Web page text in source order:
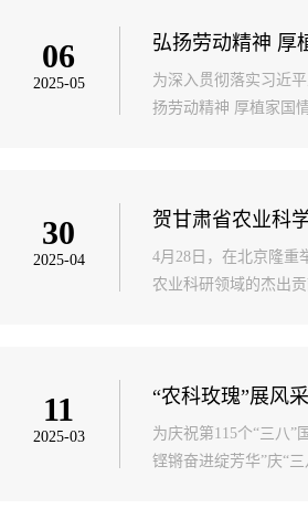
06
2025-05
弘扬劳动精神 厚
为深入贯彻落实习近
扬劳动精神 厚植家国
30
2025-04
贺甘肃省农业科
4月28日，在北京隆重
农业科研领域的杰出
11
2025-03
“农科玫瑰”展风
为庆祝第115个“三八
铿锵奋进绽芳华”庆“